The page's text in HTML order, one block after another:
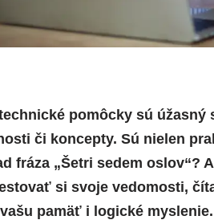
pomôcky sú
či koncepty. Sú nielen
fráza „Šetri sedem oslov“?
si svoje vedomosti,
pamäť i logické myslenie.